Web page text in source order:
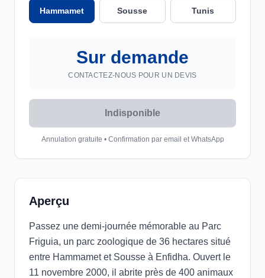
Hammamet Sousse Tunis
Sur demande
CONTACTEZ-NOUS POUR UN DEVIS
Indisponible
Annulation gratuite • Confirmation par email et WhatsApp
Aperçu
Passez une demi-journée mémorable au Parc
Friguia, un parc zoologique de 36 hectares situé
entre Hammamet et Sousse à Enfidha. Ouvert le
11 novembre 2000, il abrite près de 400 animaux